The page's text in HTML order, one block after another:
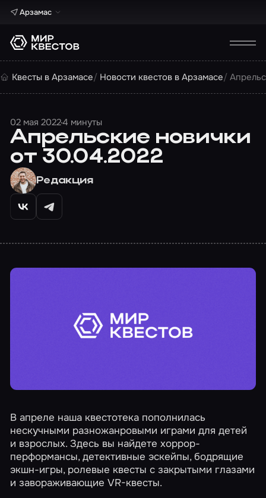
Арзамас
Квесты в Арзамасе Новости квестов в Арзамасе
02 мая 20224 минуты
Апрельские новички
от 30.04.2022
Редакция
В апреле наша квестотека пополнилась
нескучными разножанровыми играми для детей
и взрослых. Здесь вы найдете хоррор-
перформансы, детективные эскейпы, бодрящие
экшн-игры, ролевые квесты с закрытыми глазами
и завораживающие VR-квесты.